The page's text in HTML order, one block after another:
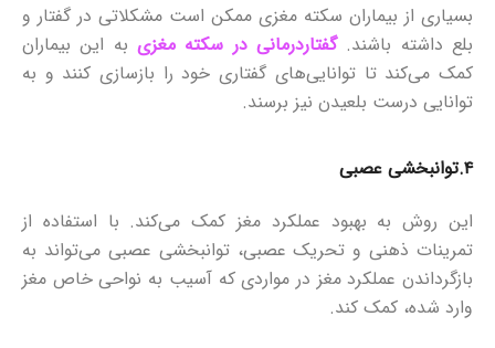
بسیاری از بیماران سکته مغزی ممکن است مشکلاتی در گفتار و
بلع داشته باشند.گفتاردرمانی در سکته مغزی به این بیماران
کمک می‌کند تا توانایی‌های گفتاری خود را بازسازی کنند و به
توانایی درست بلعیدن نیز برسند.
۴. توانبخشی عصبی
این روش به بهبود عملکرد مغز کمک می‌کند. با استفاده از
تمرینات ذهنی و تحریک عصبی، توانبخشی عصبی می‌تواند به
بازگرداندن عملکرد مغز در مواردی که آسیب به نواحی خاص مغز
وارد شده، کمک کند.